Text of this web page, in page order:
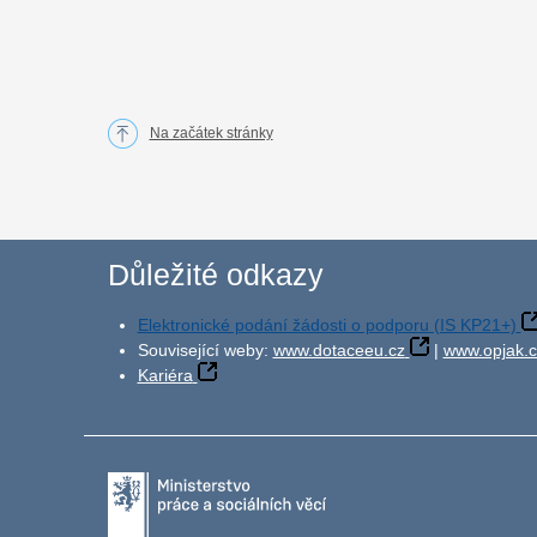
Na začátek stránky
Důležité odkazy
Elektronické podání žádosti o podporu (IS KP21+)
Související weby: www.dotaceeu.cz |
Kariéra